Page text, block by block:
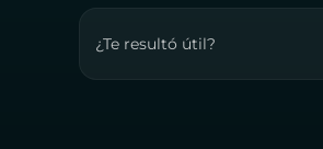
¿Te resultó útil?